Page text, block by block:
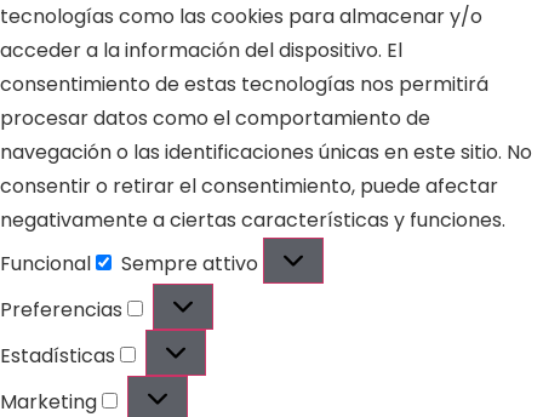
tecnologías como las cookies para almacenar y/o
acceder a la información del dispositivo. El
consentimiento de estas tecnologías nos permitirá
procesar datos como el comportamiento de
navegación o las identificaciones únicas en este sitio. No
consentir o retirar el consentimiento, puede afectar
negativamente a ciertas características y funciones.
Funcional
Sempre attivo
Preferencias
Estadísticas
Marketing